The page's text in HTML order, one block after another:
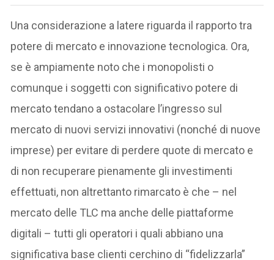
Una considerazione a latere riguarda il rapporto tra
potere di mercato e innovazione tecnologica. Ora,
se è ampiamente noto che i monopolisti o
comunque i soggetti con significativo potere di
mercato tendano a ostacolare l’ingresso sul
mercato di nuovi servizi innovativi (nonché di nuove
imprese) per evitare di perdere quote di mercato e
di non recuperare pienamente gli investimenti
effettuati, non altrettanto rimarcato è che – nel
mercato delle TLC ma anche delle piattaforme
digitali – tutti gli operatori i quali abbiano una
significativa base clienti cerchino di “fidelizzarla”